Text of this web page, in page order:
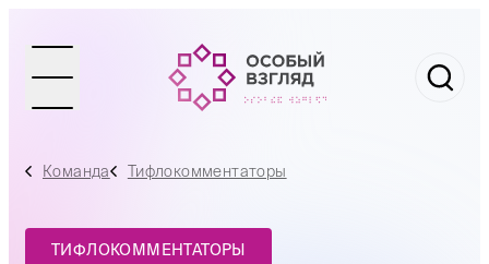
Команда Тифлокомментаторы
ТИФЛОКОММЕНТАТОРЫ